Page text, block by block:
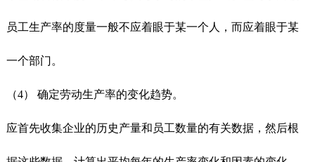
员工生产率的度量一般不应着眼于某一个人，而应着眼于某
一个部门。
（4） 确定劳动生产率的变化趋势。
应首先收集企业的历史产量和员工数量的有关数据，然后根